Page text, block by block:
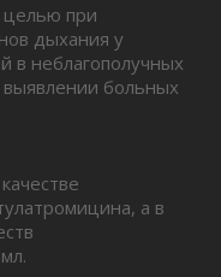
целью при
дыхания у
в неблагополучных
выявлении больных
а в